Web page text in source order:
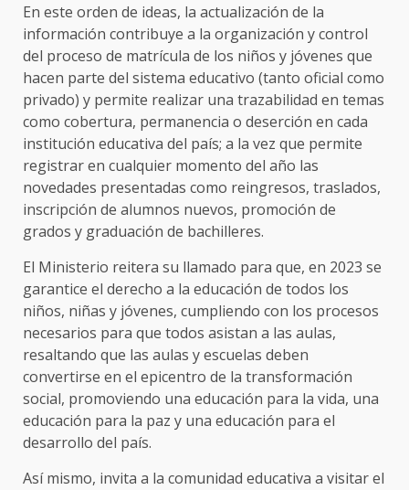
En este orden de ideas, la actualización de la
información contribuye a la organización y control
del proceso de matrícula de los niños y jóvenes que
hacen parte del sistema educativo (tanto oficial como
privado) y permite realizar una trazabilidad en temas
como cobertura, permanencia o deserción en cada
institución educativa del país; a la vez que permite
registrar en cualquier momento del año las
novedades presentadas como reingresos, traslados,
inscripción de alumnos nuevos, promoción de
grados y graduación de bachilleres.
El Ministerio reitera su llamado para que, en 2023 se
garantice el derecho a la educación de todos los
niños, niñas y jóvenes, cumpliendo con los procesos
necesarios para que todos asistan a las aulas,
resaltando que las aulas y escuelas deben
convertirse en el epicentro de la transformación
social, promoviendo una educación para la vida, una
educación para la paz y una educación para el
desarrollo del país.
Así mismo, invita a la comunidad educativa a visitar el